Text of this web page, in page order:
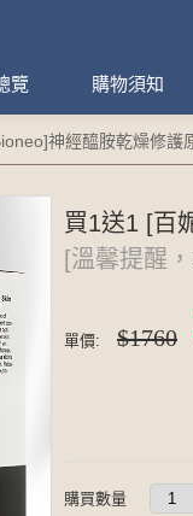
覽 購物須知
神經醯胺乾燥修護
買1送1 [百
[溫馨提醒
單價: $1760
購買數量